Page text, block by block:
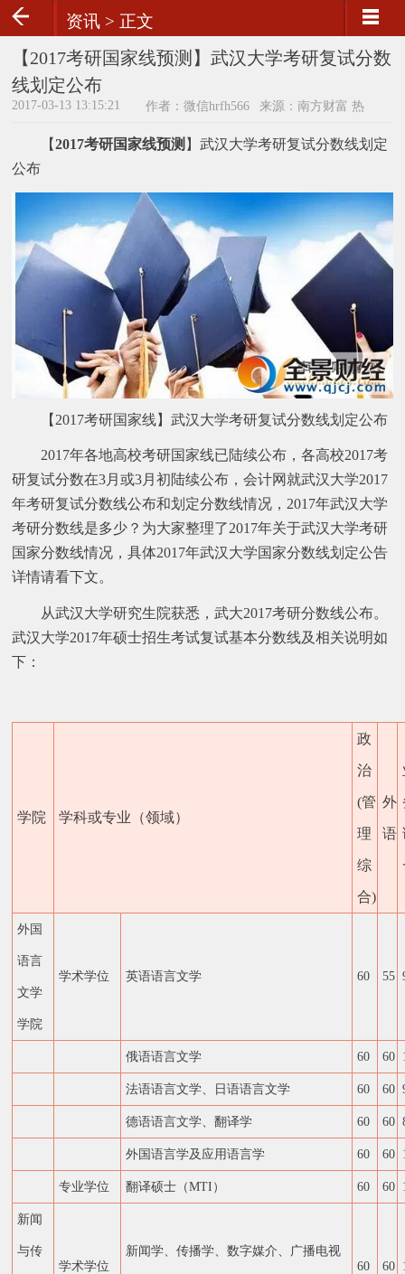
资讯 > 正文
【2017考研国家线预测】武汉大学考研复试分数
线划定公布
2017-03-13 13:15:21 作者：微信hrfh566
来源：南方财富 热
【2017考研国家线预测 】武汉大学考研复试分数线划定
公布
【2017考研国家线】武汉大学考研复试分数线划定公布
2017年各地高校考研国家线已陆续公布，各高校2017考
研复试分数在3月或3月初陆续公布，会计网就武汉大学2017
年考研复试分数线公布和划定分数线情况，2017年武汉大学
考研分数线是多少？为大家整理了2017年关于武汉大学考研
国家分数线情况，具体2017年武汉大学国家分数线划定公告
详情请看下文。
从武汉大学研究生院获悉，武大2017考研分数线公布。
武汉大学2017年硕士招生考试复试基本分数线及相关说明如
下：
学院 学科或专业（领域）
政
治
(管
理
综
合)
外
语
外国
语言
文学
学院
学术学位 英语语言文学 60 55
俄语语言文学 60 60
法语语言文学、日语语言文学 60 60
德语语言文学、翻译学 60 60
外国语言学及应用语言学 60 60
专业学位 翻译硕士（MTI） 60 60
新闻
与传
学术学位
新闻学、传播学、数字媒介、广播电视
60 60